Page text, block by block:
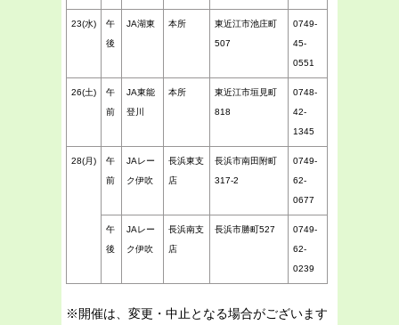
23(水)
午
後
JA湖東 本所
東近江市池庄町
507
0749-
45-
0551
26(土)
午
前
JA東能
登川
本所
東近江市垣見町
818
0748-
42-
1345
28(月)
午
前
JAレー
ク伊吹
長浜東支
店
長浜市南田附町
317-2
0749-
62-
0677
午
後
JAレー
ク伊吹
長浜南支
店
長浜市勝町527
0749-
62-
0239
※開催は、変更・中止となる場合がございます